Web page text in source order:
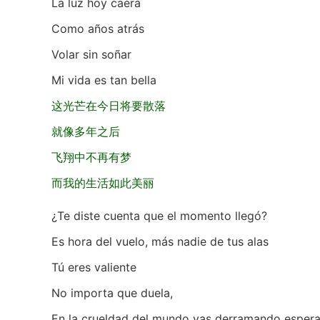
La luz hoy caerá
Como años atrás
Volar sin soñar
Mi vida es tan bella
这光芒在今日将要散落
就像多年之后
飞翔中不再有梦
而我的生活如此美丽
¿Te diste cuenta que el momento llegó?
Es hora del vuelo, más nadie de tus alas
Tú eres valiente
No importa que duela,